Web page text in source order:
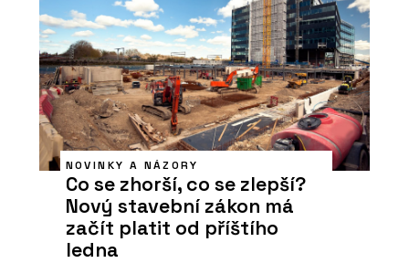
NOVINKY A NÁZORY
Co se zhorší, co se zlepší?
Nový stavební zákon má
začít platit od příštího
ledna